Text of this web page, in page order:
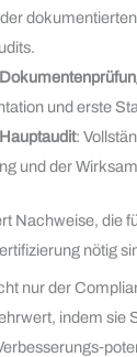
und erste
:
und der
Nachweise, die
nötig
nur der
indem sie